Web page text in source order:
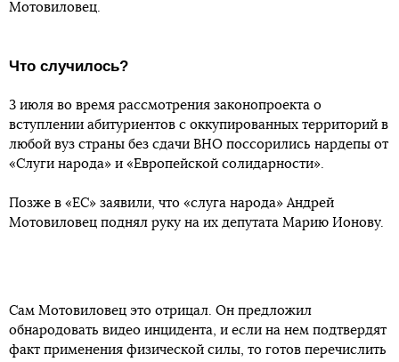
Мотовиловец.
Что случилось?
3 июля во время рассмотрения законопроекта о
вступлении абитуриентов с оккупированных территорий в
любой вуз страны без сдачи ВНО поссорились нардепы от
«Слуги народа» и «Европейской солидарности».
Позже в «ЕС» заявили, что «слуга народа» Андрей
Мотовиловец поднял руку на их депутата Марию Ионову.
Сам Мотовиловец это отрицал. Он предложил
обнародовать видео инцидента, и если на нем подтвердят
факт применения физической силы, то готов перечислить